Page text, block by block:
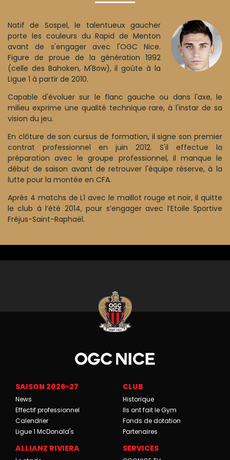
Natif de Sospel, le talentueux gaucher
porte les couleurs du Rapid de Menton
avant de s'engager avec l'OGC Nice.
Figure de proue de la génération 1992
(celle des Bahoken, M'Bow), il goûte à la
Ligue 1 à partir de 2010.
Capable d'évoluer sur le flanc gauche ou dans l'axe, le
milieu exprime une qualité technique rare, à l'instar de sa
vision du jeu.
En clôture de son cursus de formation, il signe son premier
contrat professionnel en juin 2012. S'il effectue la
préparation avec le groupe professionnel, il manque le
début de saison avant de retrouver l'équipe réserve, à la
lutte pour la montée en CFA.
Après 4 matchs de L1 avec le maillot rouge et noir, il quitte
le club à l’été 2014, pour s’engager avec l’Etoile Sportive
Fréjus-Saint-Raphaël.
SAISON 2026-27
News
Effectif professionnel
Calendrier
Ligue 1 McDonald's
CLUB
Historique
Ils ont fait le Gym
Fonds de dotation
Partenaires
ALLIANZ RIVIERA SERVICES